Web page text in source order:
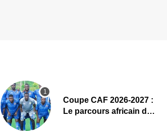
Coupe CAF 2026-2027 :
Le parcours africain de